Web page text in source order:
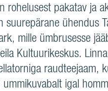
rohelusest pakatav ja
suurepärane ühendus
mille ümbrusesse
Kultuurikeskus.
raudteejaam,
ummikuvabalt igal